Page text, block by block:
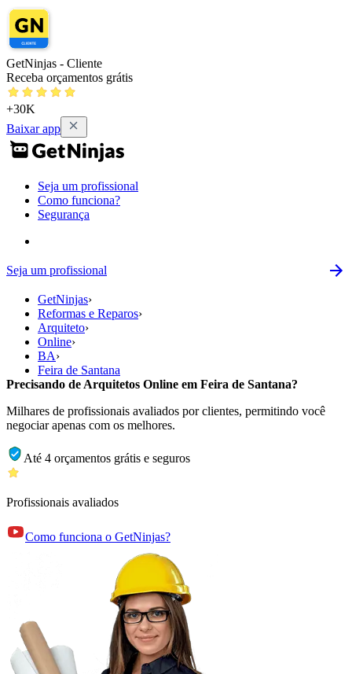
GetNinjas - Cliente
Receba orçamentos grátis
+30K
Baixar app
Seja um profissional
Como funciona?
Segurança
Seja um profissional
GetNinjas›
Reformas e Reparos›
Arquiteto›
Online›
BA›
Feira de Santana
Precisando de Arquitetos Online em Feira de Santana?
Milhares de profissionais avaliados por clientes, permitindo você
negociar apenas com os melhores.
Até 4 orçamentos grátis e seguros
Profissionais avaliados
Como funciona o GetNinjas?